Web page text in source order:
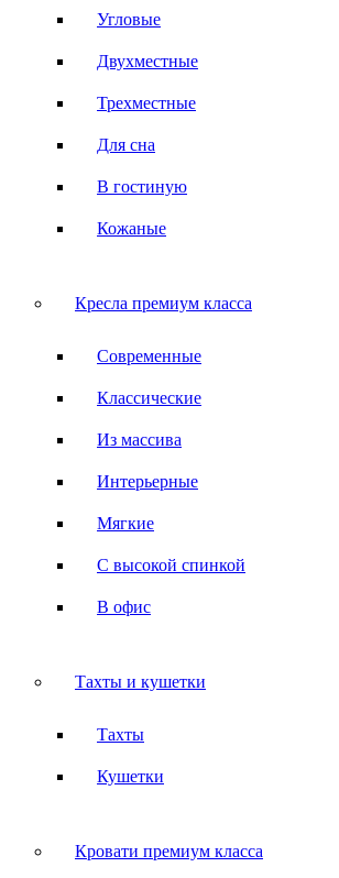
Угловые
Двухместные
Трехместные
Для сна
В гостиную
Кожаные
Кресла премиум класса
Современные
Классические
Из массива
Интерьерные
Мягкие
С высокой спинкой
В офис
Тахты и кушетки
Тахты
Кушетки
Кровати премиум класса